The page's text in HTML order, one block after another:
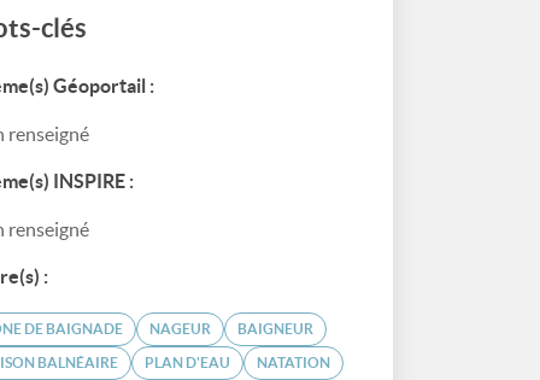
clés
Géoportail :
renseigné
INSPIRE :
renseigné
:
DE BAIGNADE NAGEUR BAIGNEUR
BALNÉAIRE PLAN D'EAU NATATION